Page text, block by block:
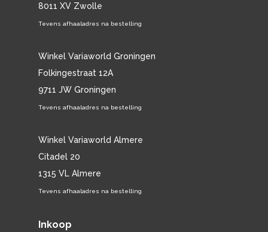
8011 XV Zwolle
Tevens afhaaladres na bestelling
Winkel Variaworld Groningen
Folkingestraat 12A
9711 JW Groningen
Tevens afhaaladres na bestelling
Winkel Variaworld Almere
Citadel 20
1315 VL Almere
Tevens afhaaladres na bestelling
Inkoop